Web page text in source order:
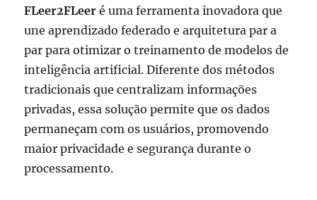
FLeer2FLeer é uma ferramenta inovadora que
une aprendizado federado e arquitetura par a
par para otimizar o treinamento de modelos de
inteligência artificial. Diferente dos métodos
tradicionais que centralizam informações
privadas, essa solução permite que os dados
permaneçam com os usuários, promovendo
maior privacidade e segurança durante o
processamento.